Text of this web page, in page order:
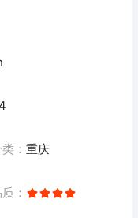
： 重庆
：